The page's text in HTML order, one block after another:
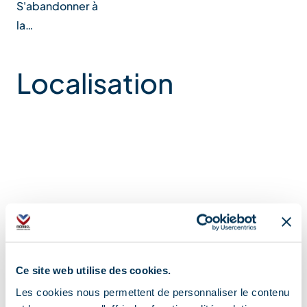
Ce site web utilise des cookies.
Les cookies nous permettent de personnaliser le contenu
S'abandonner à
la…
Localisation